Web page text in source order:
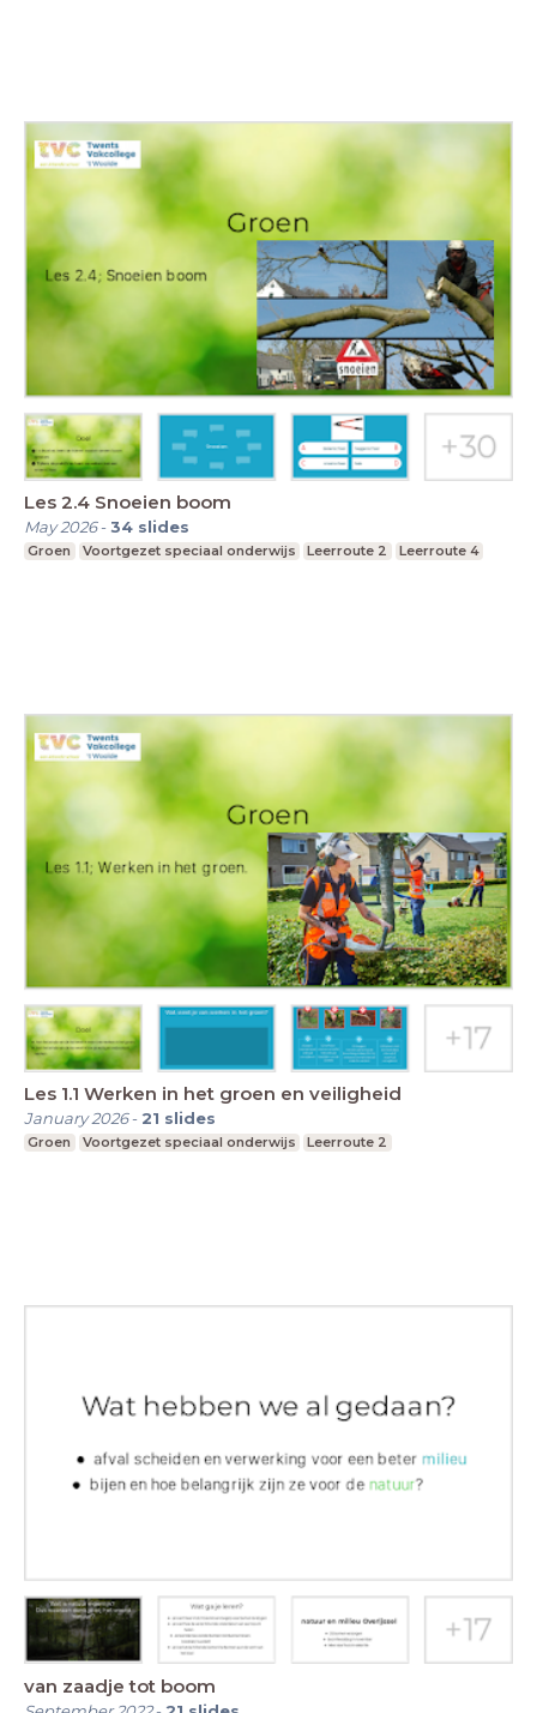
Les 2.4 Snoeien boom
May 2026-34 slides
Groen Voortgezet speciaal onderwijs Leerroute 2 Leerroute 4
Les 1.1 Werken in het groen en veiligheid
January 2026- 21 slides
Groen Voortgezet speciaal onderwijs Leerroute 2
van zaadje tot boom